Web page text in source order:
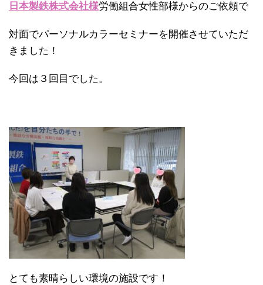
日本製鉄株式会社様労働組合女性部様からのご依頼で
対面でパーソナルカラーセミナーを開催させていただ
きました！
今回は３回目でした。
とても素晴らしい環境の施設です！